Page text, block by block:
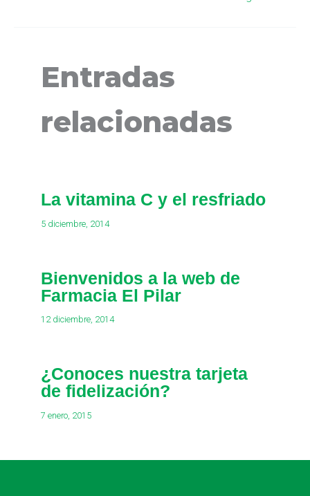
Entradas
relacionadas
La vitamina C y el resfriado
5 diciembre, 2014
Bienvenidos a la web de
Farmacia El Pilar
12 diciembre, 2014
¿Conoces nuestra tarjeta
de fidelización?
7 enero, 2015